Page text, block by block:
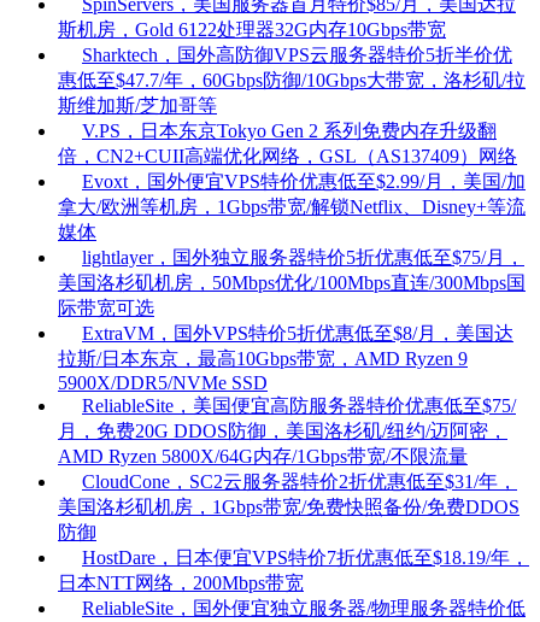
斯机房，Gold 6122处理器32G内存10Gbps带宽
Sharktech，国外高防御VPS云服务器特价5折半价优
惠低至$47.7/年，60Gbps防御/10Gbps大带宽，洛杉矶/拉
斯维加斯/芝加哥等
V.PS，日本东京Tokyo Gen 2 系列免费内存升级翻
倍，CN2+CUII高端优化网络，GSL（AS137409）网络
Evoxt，国外便宜VPS特价优惠低至$2.99/月，美国/加
拿大/欧洲等机房，1Gbps带宽/解锁Netflix、Disney+等流
媒体
lightlayer，国外独立服务器特价5折优惠低至$75/月，
美国洛杉矶机房，50Mbps优化/100Mbps直连/300Mbps国
际带宽可选
ExtraVM，国外VPS特价5折优惠低至$8/月，美国达
拉斯/日本东京，最高10Gbps带宽，AMD Ryzen 9
5900X/DDR5/NVMe SSD
ReliableSite，美国便宜高防服务器特价优惠低至$75/
月，免费20G DDOS防御，美国洛杉矶/纽约/迈阿密，
AMD Ryzen 5800X/64G内存/1Gbps带宽/不限流量
CloudCone，SC2云服务器特价2折优惠低至$31/年，
美国洛杉矶机房，1Gbps带宽/免费快照备份/免费DDOS
防御
HostDare，日本便宜VPS特价7折优惠低至$18.19/年，
日本NTT网络，200Mbps带宽
ReliableSite，国外便宜独立服务器/物理服务器特价低